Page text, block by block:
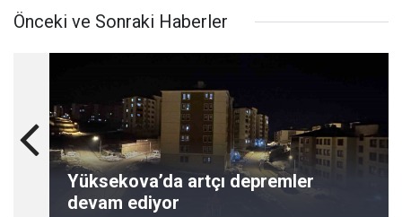
Önceki ve Sonraki Haberler
Yüksekova’da artçı depremler
devam ediyor